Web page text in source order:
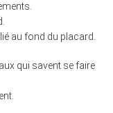
au fond du placard.
qui savent se faire